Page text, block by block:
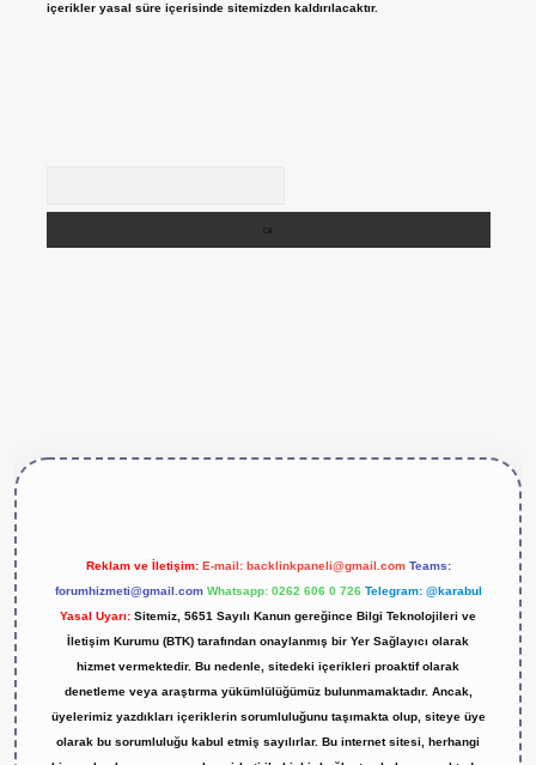
içerikler yasal süre içerisinde sitemizden kaldırılacaktır.
Reklam ve İletişim: E-mail: backlinkpaneli@gmail.com Teams:
forumhizmeti@gmail.com Whatsapp: 0262 606 0 726 Telegram: @karabul
Yasal Uyarı: Sitemiz, 5651 Sayılı Kanun gereğince Bilgi Teknolojileri ve
İletişim Kurumu (BTK) tarafından onaylanmış bir Yer Sağlayıcı olarak
hizmet vermektedir. Bu nedenle, sitedeki içerikleri proaktif olarak
denetleme veya araştırma yükümlülüğümüz bulunmamaktadır. Ancak,
üyelerimiz yazdıkları içeriklerin sorumluluğunu taşımakta olup, siteye üye
olarak bu sorumluluğu kabul etmiş sayılırlar. Bu internet sitesi, herhangi